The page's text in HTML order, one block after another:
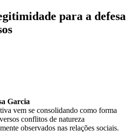
para a defesa
Garcia
vem se consolidando como forma
conflitos de natureza
observados nas relações sociais.